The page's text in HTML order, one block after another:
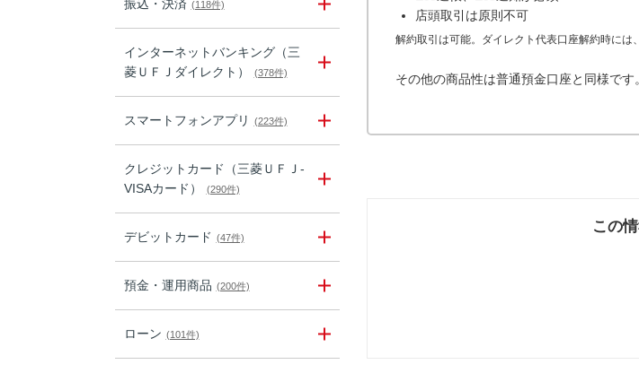
振込・決済 (118件)
インターネットバンキング（三
菱ＵＦＪダイレクト）
(378件)
スマートフォンアプリ (223件)
クレジットカード（三菱ＵＦＪ-
VISAカード）
(290件)
デビットカード (47件)
預金・運用商品 (200件)
ローン (101件)
店頭取引は原則不可
解約取引は可能。ダイレクト代表口座解約時には
その他の商品性は普通預金口座と同様です。
この